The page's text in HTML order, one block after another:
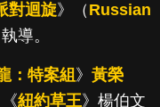
對迴旋》（ Russian
導。
：特案組 》 黃榮
紐約草王》楊伯文